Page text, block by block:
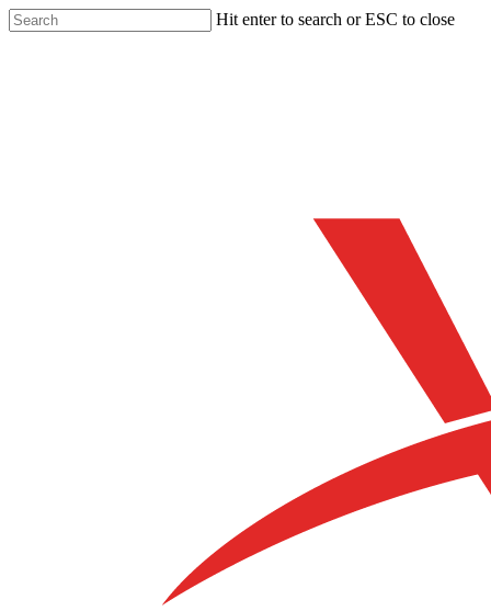
Skip
to
Hit enter to search or ESC to close